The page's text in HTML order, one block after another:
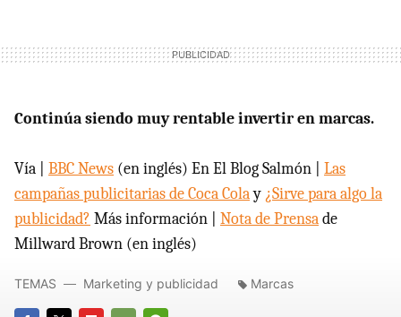
Continúa siendo muy rentable invertir en marcas.
Vía | BBC News (en inglés) En El Blog Salmón | Las
campañas publicitarias de Coca Colay ¿Sirve para algo la
publicidad? Más información | Nota de Prensade
Millward Brown (en inglés)
TEMAS Marketing y publicidad Marcas